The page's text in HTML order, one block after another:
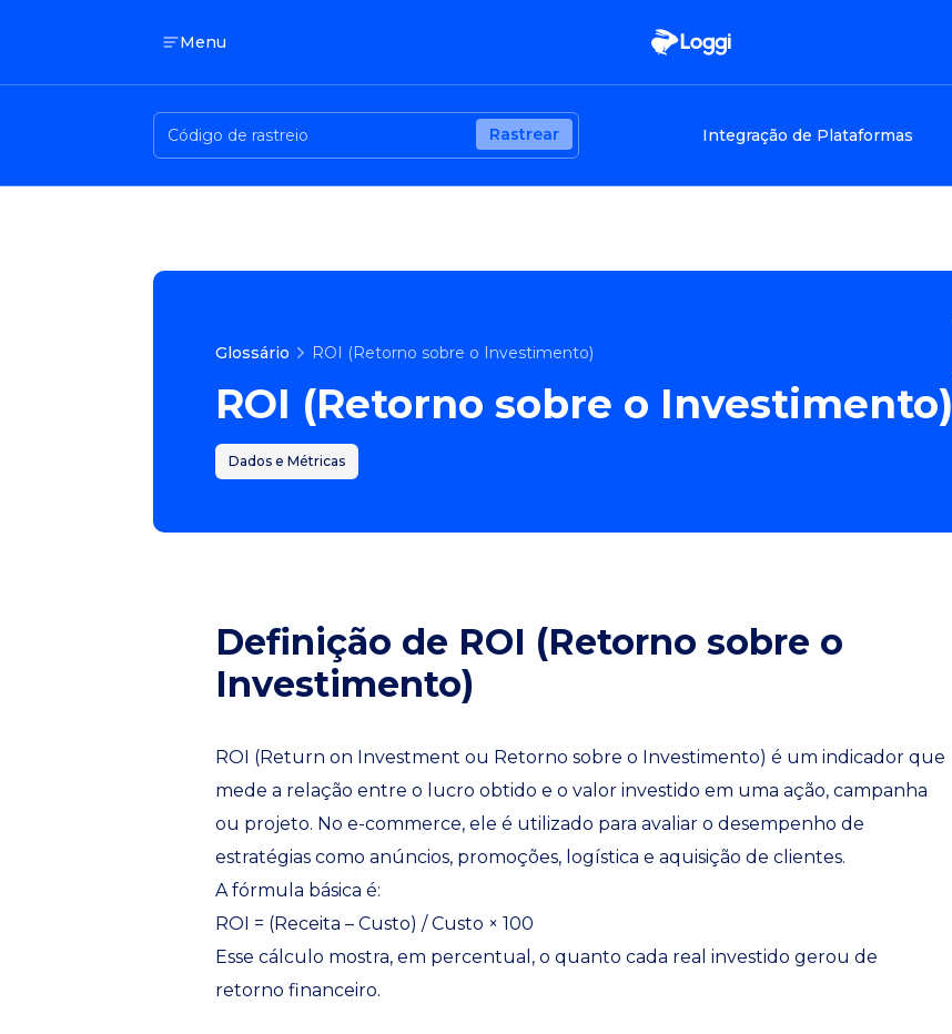
Menu
Rastrear Integração de Plataformas
Glossário ROI (Retorno sobre o Investimento)
ROI (Retorno sobre o Investimento)
Dados e Métricas
Definição de ROI (Retorno sobre o
Investimento)
ROI (Return on Investment ou Retorno sobre o Investimento) é um indicador que
mede a relação entre o lucro obtido e o valor investido em uma ação, campanha
ou projeto. No e-commerce, ele é utilizado para avaliar o desempenho de
estratégias como anúncios, promoções, logística e aquisição de clientes.
A fórmula básica é:
ROI = (Receita – Custo) / Custo × 100
Esse cálculo mostra, em percentual, o quanto cada real investido gerou de
retorno financeiro.